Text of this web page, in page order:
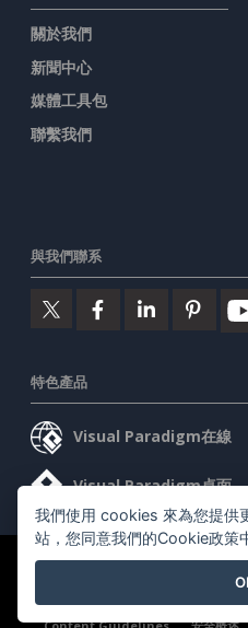
關於我們
新聞中心
媒體工具包
聯繫我們
與我們聯系
特色產品
Visual Paradigm在線
Visual Paradigm桌面
我們使用 cookies 來為您提供
站，您同意我們的Cookie政策